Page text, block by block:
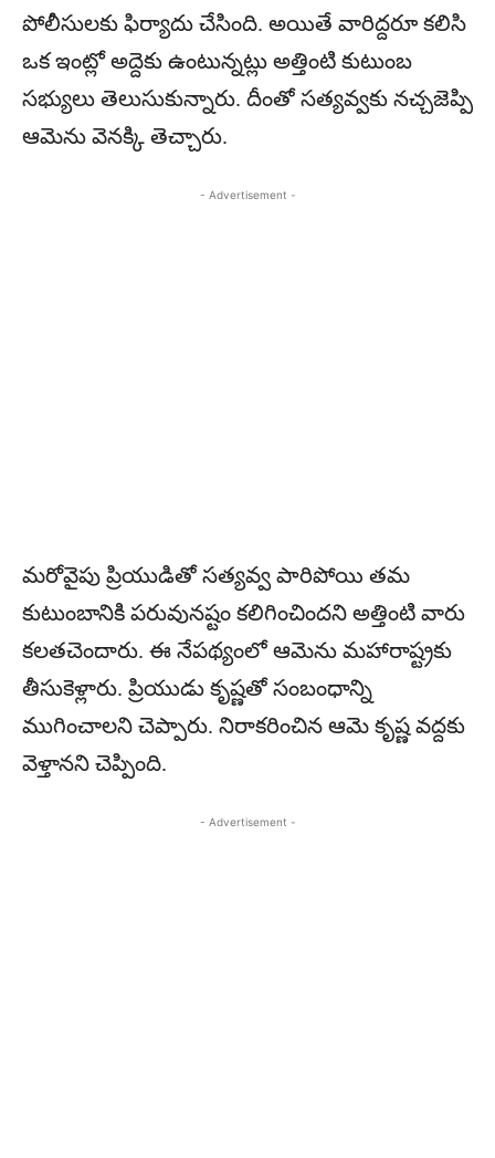
పోలీసులకు ఫిర్యాదు చేసింది. అయితే వారిద్దరూ కలిసి
ఒక ఇంట్లో అద్దెకు ఉంటున్నట్లు అత్తింటి కుటుంబ
సభ్యులు తెలుసుకున్నారు. దీంతో సత్యవ్వకు నచ్చజెప్పి
ఆమెను వెనక్కి తెచ్చారు.
- Advertisement -
మరోవైపు ప్రియుడితో సత్యవ్వ పారిపోయి తమ
కుటుంబానికి పరువునష్టం కలిగించిందని అత్తింటి వారు
కలతచెందారు. ఈ నేపథ్యంలో ఆమెను మహారాష్ట్రకు
తీసుకెళ్లారు. ప్రియుడు కృష్ణతో సంబంధాన్ని
ముగించాలని చెప్పారు. నిరాకరించిన ఆమె కృష్ణ వద్దకు
వెళ్తానని చెప్పింది.
- Advertisement -